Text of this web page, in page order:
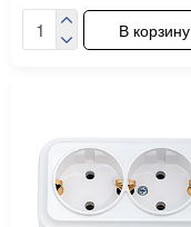
В корзину